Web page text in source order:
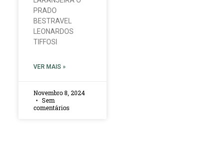
PRADO
BESTRAVEL
LEONARDOS
TIFFOSI
VER MAIS »
Novembro 8, 2024
Sem
comentários